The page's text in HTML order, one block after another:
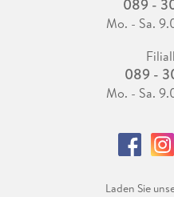
089 -
Mo. - Sa.
089 -
Mo. - Sa.
Laden Sie